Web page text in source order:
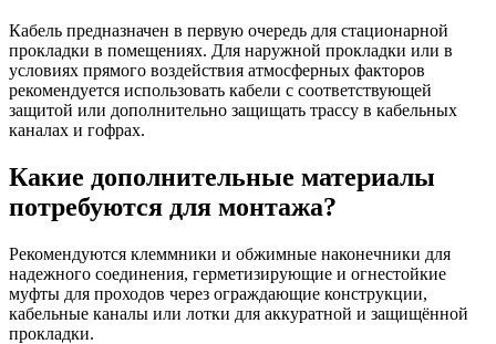
Кабель предназначен в первую очередь для стационарной
прокладки в помещениях. Для наружной прокладки или в
условиях прямого воздействия атмосферных факторов
рекомендуется использовать кабели с соответствующей
защитой или дополнительно защищать трассу в кабельных
каналах и гофрах.
Какие дополнительные материалы
потребуются для монтажа?
Рекомендуются клеммники и обжимные наконечники для
надежного соединения, герметизирующие и огнестойкие
муфты для проходов через ограждающие конструкции,
кабельные каналы или лотки для аккуратной и защищённой
прокладки.